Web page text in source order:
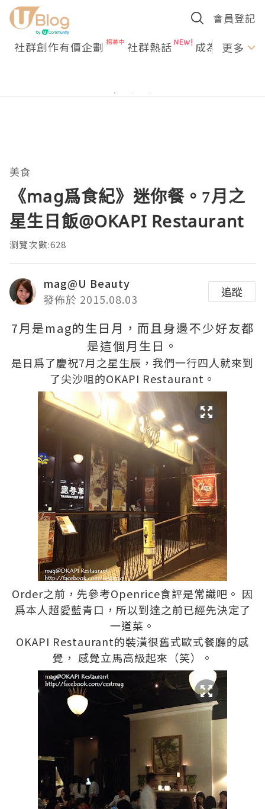
會員登記
社群創作有價企劃 社群熱話 成為U更多
美食
《mag爲食紀》迷你餐。7月之
星生日飯@OKAPI Restaurant
瀏覽次數:628
mag@U Beauty
發佈於 2015.08.03
追蹤
7月是mag的生日月，而且身邊不少好友都
是這個月生日。
是日爲了慶祝7月之星生辰，我們一行四人就來到
了尖沙咀的OKAPI Restaurant。
Order之前，先參考Openrice食評是常識吧。 因
爲本人超愛藍青口，所以到達之前已經先決定了
一道菜。
OKAPI Restaurant的裝潢很舊式歐式餐廳的感
覺， 感覺立馬高級起來（笑）。